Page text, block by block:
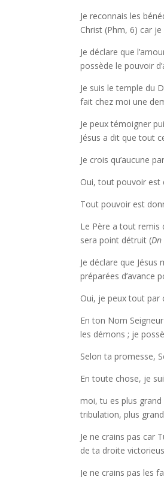
Je reconnais les
Christ (Phm, 6) car
Je déclare que
possède le pouvoir
Je suis le temple du
fait chez moi une
Je peux témoigner
Jésus a dit que tout
Je crois qu’aucune
Oui, tout pouvoir est
Tout pouvoir est
Le Père a tout remis
sera point détruit (Dn
Je déclare que Jésus
préparées d’avance
Oui, je peux tout
En ton Nom
les démons ; je
Selon ta promesse,
En toute chose, je
moi, tu es plus
tribulation, plus
Je ne crains pas car
de ta droite
Je ne crains pas les